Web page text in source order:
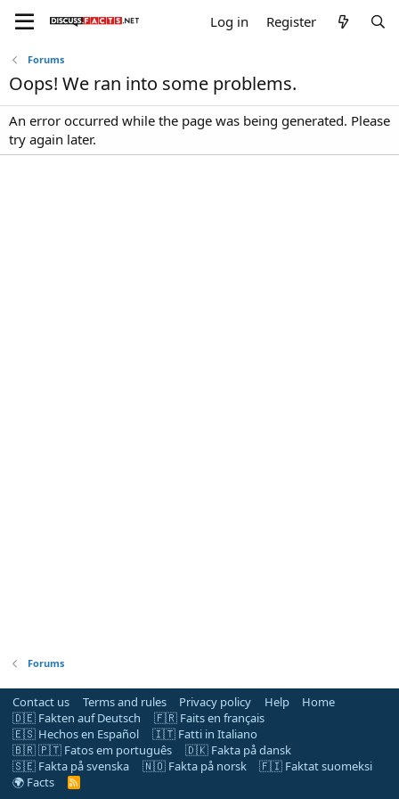
Log in Register
Forums
Oops! We ran into some problems.
An error occurred while the page was being generated. Please
try again later.
Forums
Contact us Terms and rules Privacy policy Help
Home
🇩🇪 Fakten auf Deutsch
🇫🇷 Faits en français
🇪🇸 Hechos en Español
🇮🇹 Fatti in Italiano
🇧🇷 🇵🇹 Fatos em português
🇩🇰 Fakta på dansk
🇸🇪 Fakta på svenska
🇳🇴 Fakta på norsk
🇫🇮 Faktat suomeksi
🌍 Facts
R